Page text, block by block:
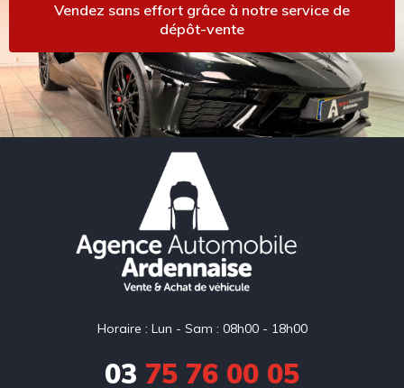
Vendez sans effort grâce à notre service de
dépôt-vente
Horaire : Lun - Sam : 08h00 - 18h00
03 75 76 00 05